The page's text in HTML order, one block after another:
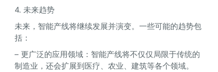
4. 未来趋势
未来，智能产线将继续发展并演变。一些可能的趋势包
括：
– 更广泛的应用领域：智能产线将不仅仅局限于传统的
制造业，还会扩展到医疗、农业、建筑等各个领域。